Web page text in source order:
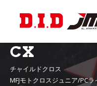
CX
チャイルドクロス
MFJモトクロスジュニア/PC
TOP
RANKING
RIDERS 2026